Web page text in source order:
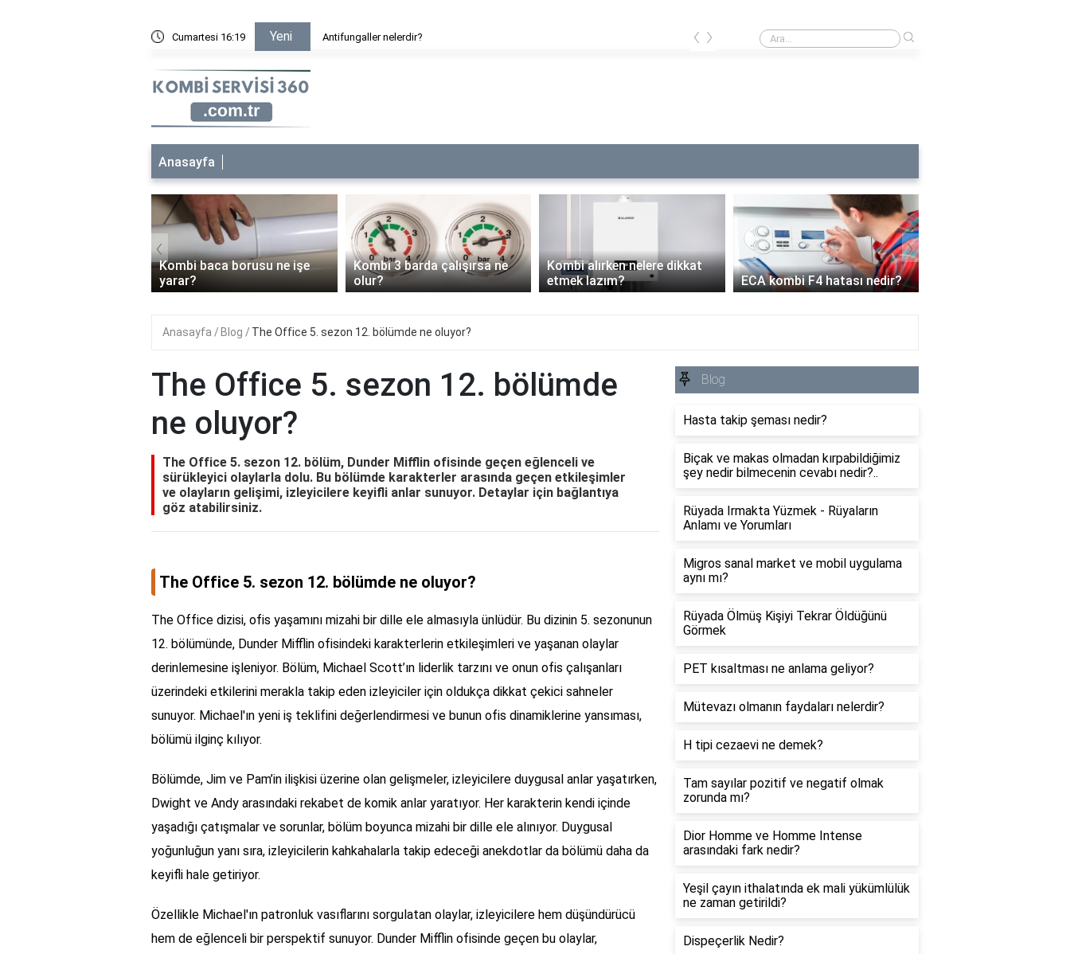
Cumartesi 16:19 Yeni Antifungaller nelerdir? Antifungaller nelerdir?
‹ ›
Anasayfa
Kombi baca borusu ne işe
yarar?
Kombi 3 barda çalışırsa ne
olur?
Kombi alırken nelere dikkat
etmek lazım?
ECA kombi F4 hatası nedir?
‹ ›
Anasayfa Blog The Office 5. sezon 12. bölümde ne oluyor?
The Office 5. sezon 12. bölümde
ne oluyor?
The Office 5. sezon 12. bölüm, Dunder Mifflin ofisinde geçen eğlenceli ve
sürükleyici olaylarla dolu. Bu bölümde karakterler arasında geçen etkileşimler
ve olayların gelişimi, izleyicilere keyifli anlar sunuyor. Detaylar için bağlantıya
göz atabilirsiniz.
The Office 5. sezon 12. bölümde ne oluyor?
The Office dizisi, ofis yaşamını mizahi bir dille ele almasıyla ünlüdür. Bu dizinin 5. sezonunun
12. bölümünde, Dunder Mifflin ofisindeki karakterlerin etkileşimleri ve yaşanan olaylar
derinlemesine işleniyor. Bölüm, Michael Scott’ın liderlik tarzını ve onun ofis çalışanları
üzerindeki etkilerini merakla takip eden izleyiciler için oldukça dikkat çekici sahneler
sunuyor. Michael'ın yeni iş teklifini değerlendirmesi ve bunun ofis dinamiklerine yansıması,
bölümü ilginç kılıyor.
Bölümde, Jim ve Pam’in ilişkisi üzerine olan gelişmeler, izleyicilere duygusal anlar yaşatırken,
Dwight ve Andy arasındaki rekabet de komik anlar yaratıyor. Her karakterin kendi içinde
yaşadığı çatışmalar ve sorunlar, bölüm boyunca mizahi bir dille ele alınıyor. Duygusal
yoğunluğun yanı sıra, izleyicilerin kahkahalarla takip edeceği anekdotlar da bölümü daha da
keyifli hale getiriyor.
Özellikle Michael'ın patronluk vasıflarını sorgulatan olaylar, izleyicilere hem düşündürücü
hem de eğlenceli bir perspektif sunuyor. Dunder Mifflin ofisinde geçen bu olaylar,
Blog
Hasta takip şeması nedir?
Biçak ve makas olmadan kırpabildiğimiz
şey nedir bilmecenin cevabı nedir?..
Rüyada Irmakta Yüzmek - Rüyaların
Anlamı ve Yorumları
Migros sanal market ve mobil uygulama
aynı mı?
Rüyada Ölmüş Kişiyi Tekrar Öldüğünü
Görmek
PET kısaltması ne anlama geliyor?
Mütevazı olmanın faydaları nelerdir?
H tipi cezaevi ne demek?
Tam sayılar pozitif ve negatif olmak
zorunda mı?
Dior Homme ve Homme Intense
arasındaki fark nedir?
Yeşil çayın ithalatında ek mali yükümlülük
ne zaman getirildi?
Dispeçerlik Nedir?